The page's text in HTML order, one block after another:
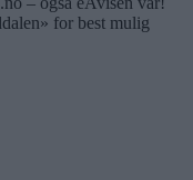
for best mulig